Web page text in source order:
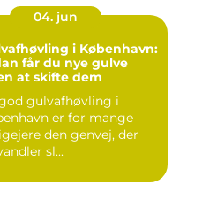
04. jun
i København:
får du nye gulve
at skifte dem
gulvafhøvling i
er for mange
den genvej, der
sl...